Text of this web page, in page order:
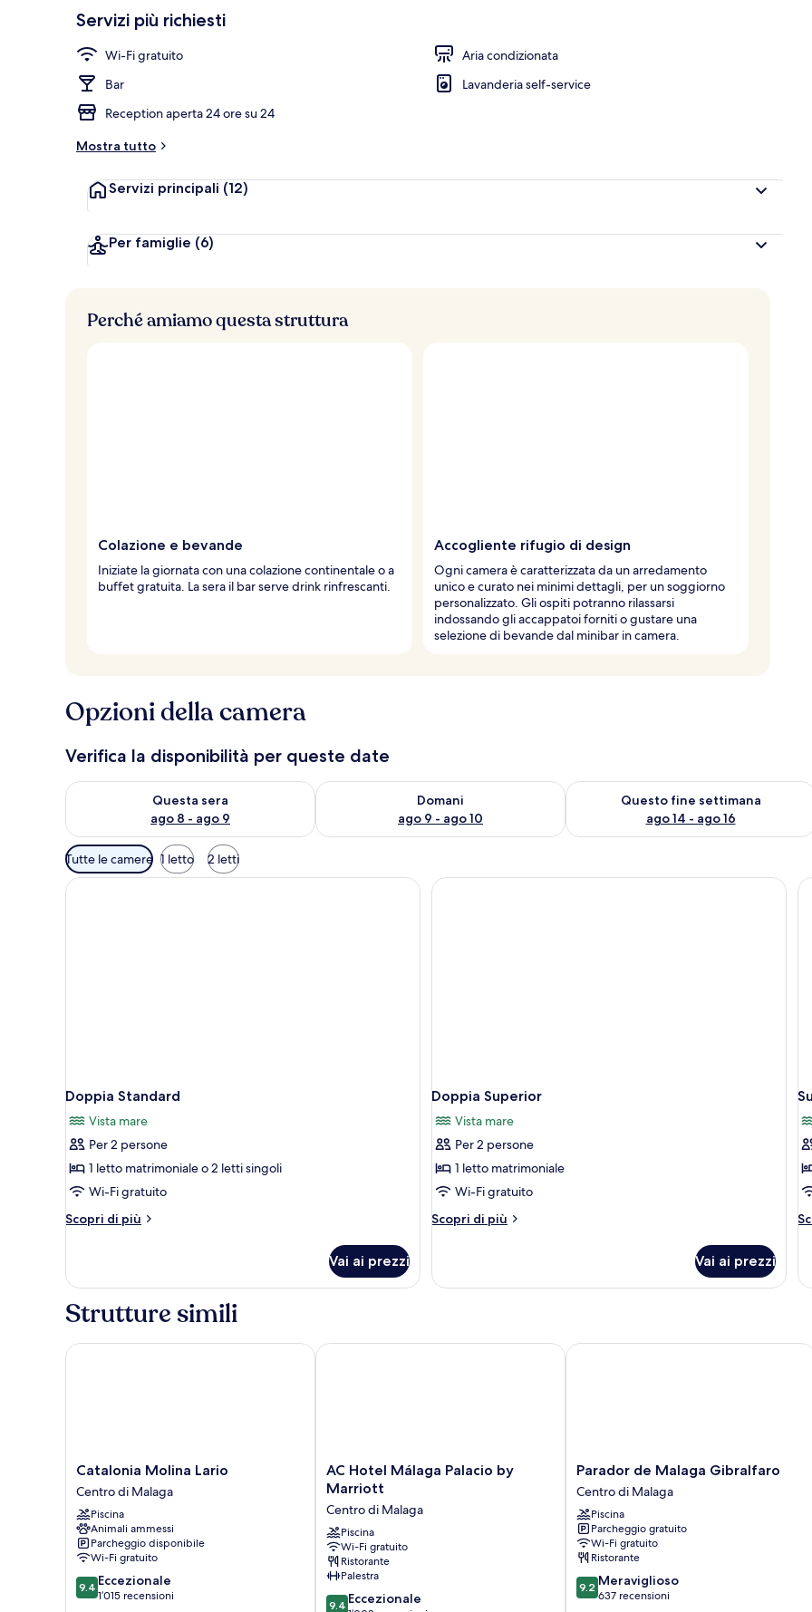
Parco della struttura
Servizi più richiesti
Wi-Fi gratuito
Aria condizionata
Bar
Lavanderia self-service
Reception aperta 24 ore su 24
Mostra tutto
Servizi principali (12)
Per famiglie (6)
Perché amiamo questa struttura
Colazione e bevande
Iniziate la giornata con una colazione continentale o a
buffet gratuita. La sera il bar serve drink rinfrescanti.
Accogliente rifugio di design
Ogni camera è caratterizzata da un arredamento
unico e curato nei minimi dettagli, per un soggiorno
personalizzato. Gli ospiti potranno rilassarsi
indossando gli accappatoi forniti o gustare una
selezione di bevande dal minibar in camera.
Opzioni della camera
Verifica la disponibilità per queste date
Questa sera
ago 8 - ago 9
Verifica la disponibilità per questa sera, ago 8 - ago 9
Domani
ago 9 - ago 10
Verifica la disponibilità per domani, ago 9 - ago 10
Questo fine settimana
ago 14 - ago 16
Verifica la disponibilità per questo
Filtri
disponibili
per
Tutte le camere 1 letto 2 letti
Doppia Standard
Vista mare
Per 2 persone
1 letto matrimoniale o 2 letti singoli
Wi-Fi gratuito
Scopri di più
Altri
Standard
Vai ai prezzi
Doppia Superior
Vista mare
Per 2 persone
1 letto matrimoniale
Wi-Fi gratuito
Scopri di più
Altri
Superior
Vai ai prezzi
Strutture simili
Catalonia
Molina
Lario
Centro
di
Malaga
Catalonia Molina Lario
Centro di Malaga
Piscina
Animali ammessi
Parcheggio disponibile
Wi-Fi gratuito
9.4
su
9.4 Eccezionale
1’015 recensioni
Catalonia Molina Lario
AC
Hotel
Palacio
by
Marriott
Centro
di
Malaga
AC Hotel Málaga Palacio by
Marriott
Centro di Malaga
Piscina
Wi-Fi gratuito
Ristorante
Palestra
9.4
9.4 Eccezionale
AC Hotel Málaga Palacio by Marriott
Parador
de
Malaga
Gibralfaro
Centro
di
Malaga
Parador de Malaga Gibralfaro
Centro di Malaga
Piscina
Parcheggio gratuito
Wi-Fi gratuito
Ristorante
9.2
su
9.2 Meraviglioso
637 recensioni
Parador de Malaga Gibralfaro